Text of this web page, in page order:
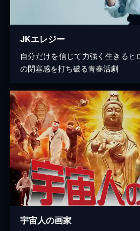
JKエレジー
自分だけを信じて力強く生きるヒ
の閉塞感を打ち破る青春活劇
宇宙人の画家